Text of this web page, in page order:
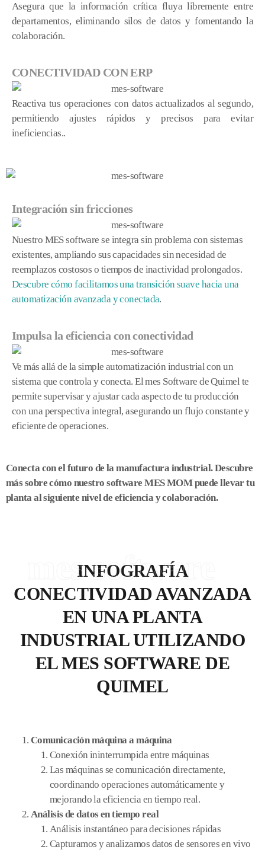
Asegura que la información crítica fluya libremente entre
departamentos, eliminando silos de datos y fomentando la
colaboración.
CONECTIVIDAD CON ERP
Reactiva tus operaciones con datos actualizados al segundo,
permitiendo ajustes rápidos y precisos para evitar
ineficiencias..
Integración sin fricciones
Nuestro MES software se integra sin problema con sistemas
existentes, ampliando sus capacidades sin necesidad de
reemplazos costosos o tiempos de inactividad prolongados.
Descubre cómo facilitamos una transición suave hacia una
automatización avanzada y conectada.
Impulsa la eficiencia con conectividad
Ve más allá de la simple automatización industrial con un
sistema que controla y conecta. El mes Software de Quimel te
permite supervisar y ajustar cada aspecto de tu producción
con una perspectiva integral, asegurando un flujo constante y
eficiente de operaciones.
Conecta con el futuro de la manufactura industrial. Descubre
más sobre cómo nuestro software MES MOM puede llevar tu
planta al siguiente nivel de eficiencia y colaboración.
INFOGRAFÍA
CONECTIVIDAD AVANZADA
EN UNA PLANTA
INDUSTRIAL UTILIZANDO
EL MES SOFTWARE DE
QUIMEL
mes software
Comunicación máquina a máquina
Conexión ininterrumpida entre máquinas
Las máquinas se comunicación directamente,
coordinando operaciones automáticamente y
mejorando la eficiencia en tiempo real.
Análisis de datos en tiempo real
Análisis instantáneo para decisiones rápidas
Capturamos y analizamos datos de sensores en vivo